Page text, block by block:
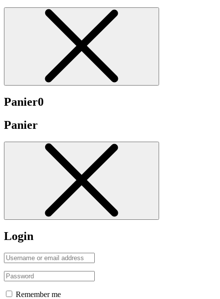
Panier0
Panier
Login
Remember me